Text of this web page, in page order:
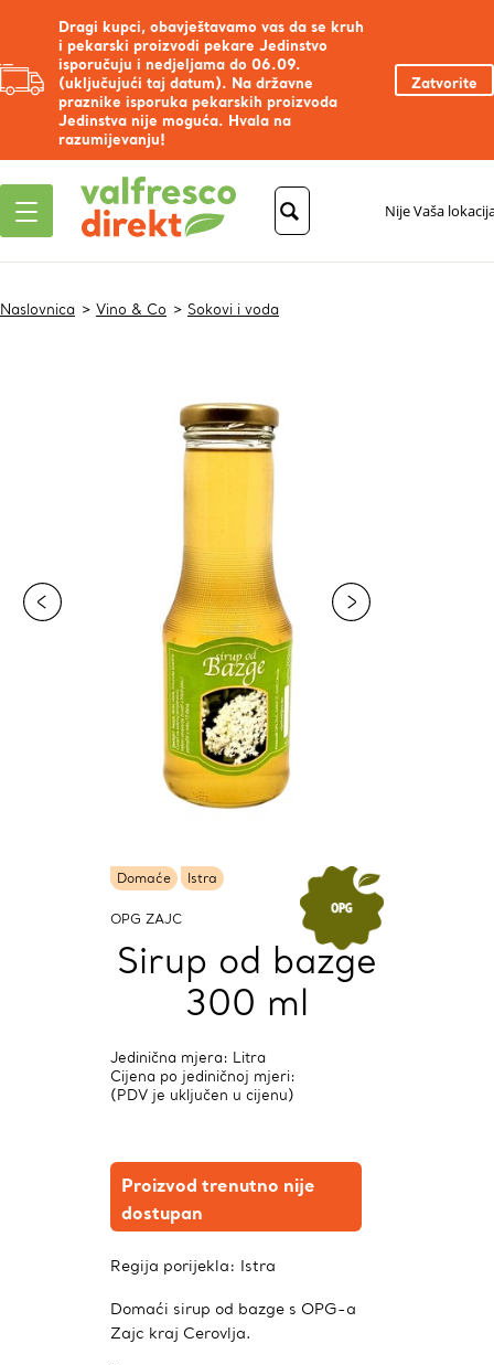
Dragi kupci, obavještavamo vas da se kruh
i pekarski proizvodi pekare Jedinstvo
isporučuju i nedjeljama do 06.09.
(uključujući taj datum). Na državne
praznike isporuka pekarskih proizvoda
Jedinstva nije moguća. Hvala na
razumijevanju!
Zatvorite
Nije Vaša
Naslovnica Vino & Co Sokovi i voda
Domaće Istra
OPG ZAJC
Sirup od bazge
300 ml
Jedinična mjera: Litra
Cijena po jediničnoj mjeri:
(PDV je uključen u cijenu)
Proizvod trenutno nije
dostupan
Regija porijekla: Istra
Domaći sirup od bazge s OPG-a
Zajc kraj Cerovlja.